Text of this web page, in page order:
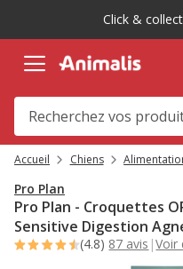
message,
Click &
Accueil Chiens
Pro Plan
Pro Plan - Croquettes
Sensitive Digestion
(4.8) 87 avis |Voir